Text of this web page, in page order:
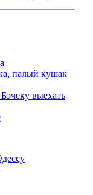
палый кушак
выехать